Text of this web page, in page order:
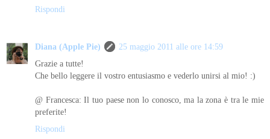
Rispondi
Diana (Apple Pie)
25 maggio 2011 alle ore 14:59
Grazie a tutte!
Che bello leggere il vostro entusiasmo e vederlo unirsi al mio! :)
@ Francesca: Il tuo paese non lo conosco, ma la zona è tra le mie
preferite!
Rispondi